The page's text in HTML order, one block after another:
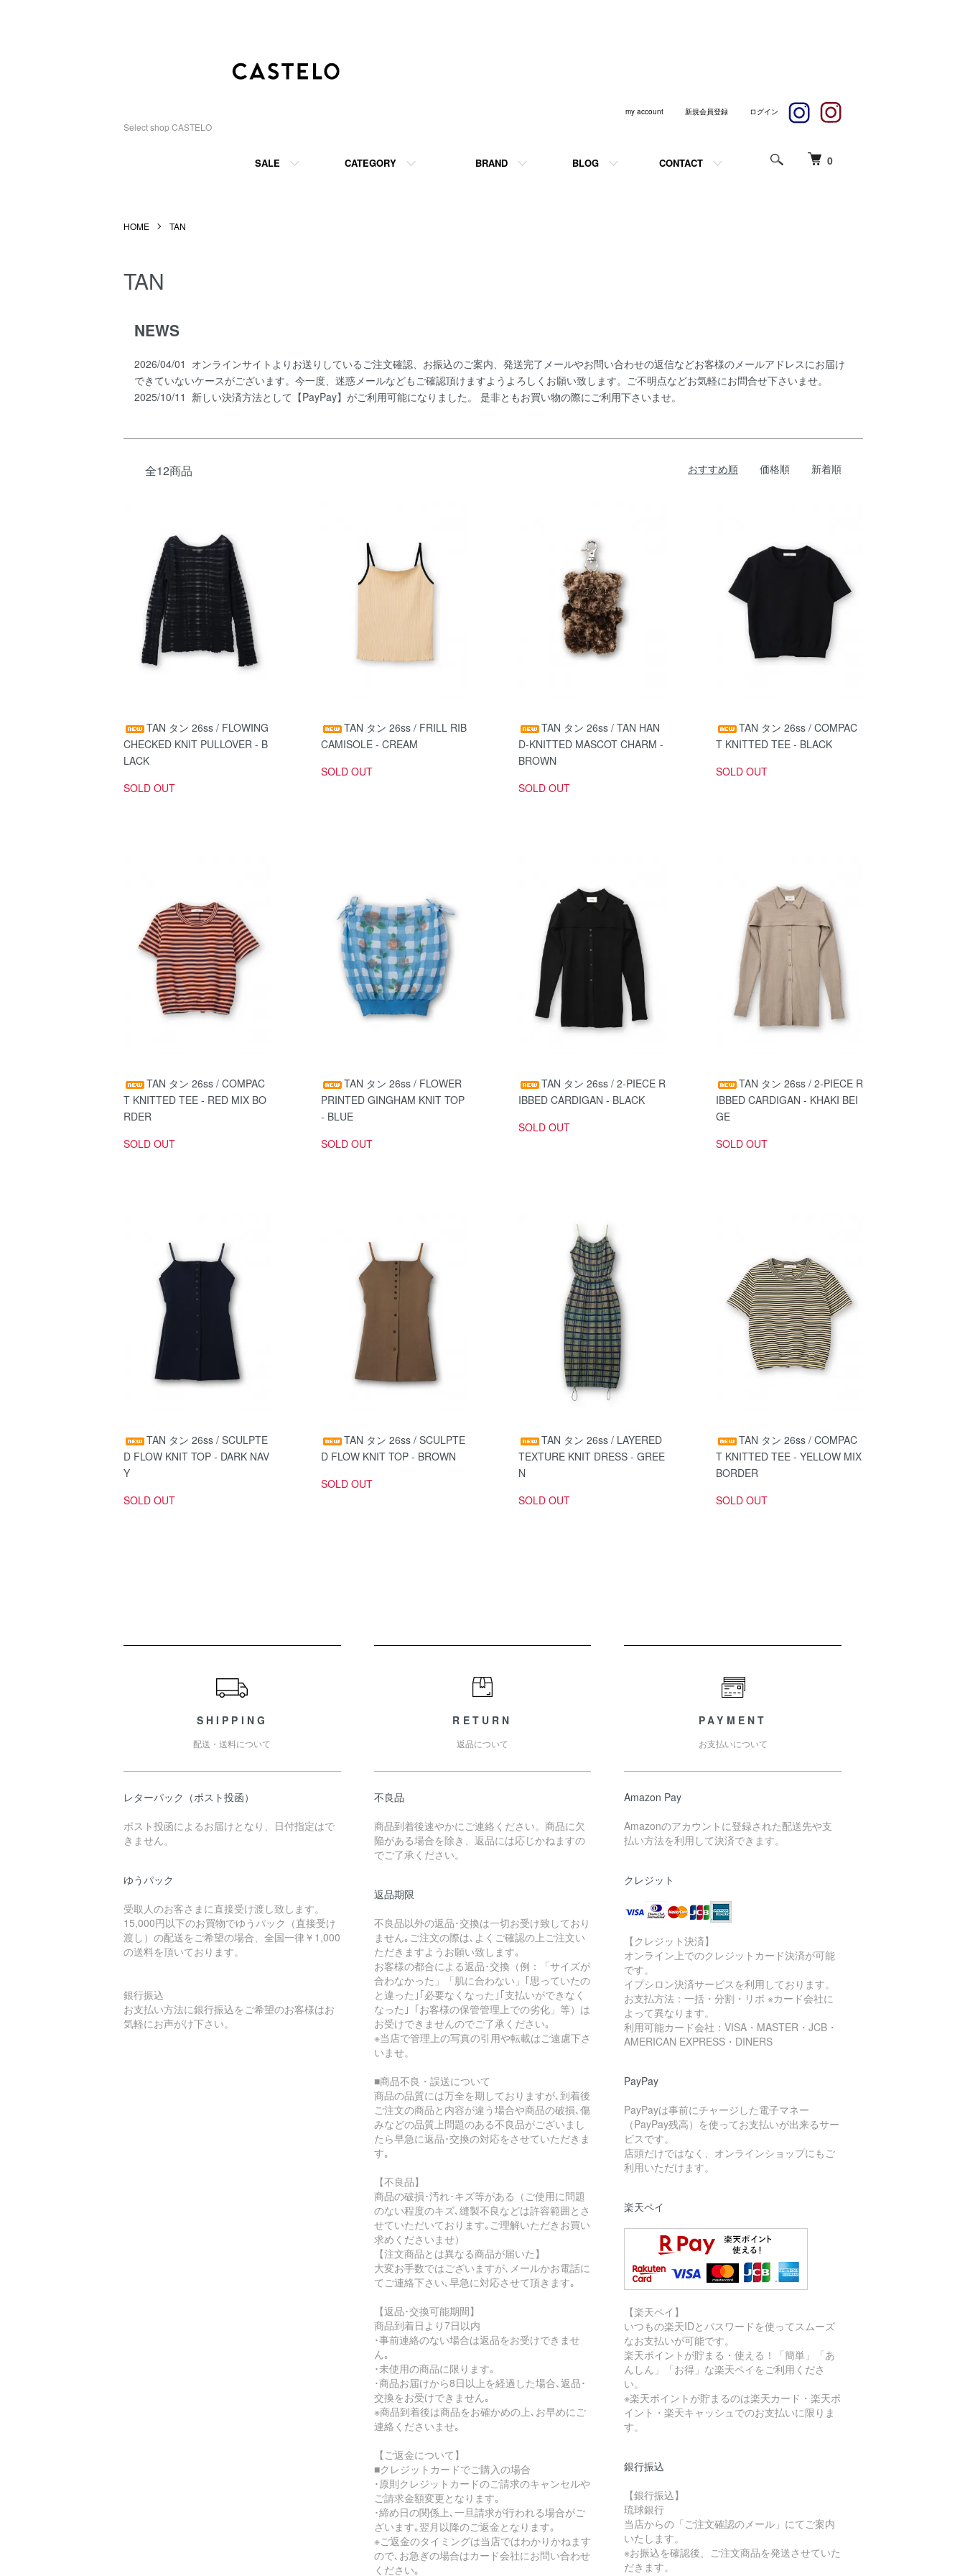
Select shop CASTELO
0
SALE CATEGORY BRAND BLOG CONTACT
my account 新規会員登録 ログイン
HOME TAN
TAN
NEWS
2026/04/01 オンラインサイトよりお送りしているご注文確認、お振込のご案内、発送完了メールやお問い合わせの返信などお客様のメールアドレスにお届け
できていないケースがございます。今一度、迷惑メールなどもご確認頂けますようよろしくお願い致します。ご不明点などお気軽にお問合せ下さいませ。
2025/10/11 新しい決済方法として【PayPay】がご利用可能になりました。 是非ともお買い物の際にご利用下さいませ。
全12商品 おすすめ順 価格順 新着順
TAN タン 26ss / FLOWING
CHECKED KNIT PULLOVER - B
LACK
SOLD OUT
TAN タン 26ss / FRILL RIB
CAMISOLE - CREAM
SOLD OUT
TAN タン 26ss / TAN HAN
D-KNITTED MASCOT CHARM -
BROWN
SOLD OUT
TAN タン 26ss / COMPAC
T KNITTED TEE - BLACK
SOLD OUT
TAN タン 26ss / COMPAC
T KNITTED TEE - RED MIX BO
RDER
SOLD OUT
TAN タン 26ss / FLOWER
PRINTED GINGHAM KNIT TOP
- BLUE
SOLD OUT
TAN タン 26ss / 2-PIECE R
IBBED CARDIGAN - BLACK
SOLD OUT
TAN タン 26ss / 2-PIECE R
IBBED CARDIGAN - KHAKI BEI
GE
SOLD OUT
TAN タン 26ss / SCULPTE
D FLOW KNIT TOP - DARK NAV
Y
SOLD OUT
TAN タン 26ss / SCULPTE
D FLOW KNIT TOP - BROWN
SOLD OUT
TAN タン 26ss / LAYERED
TEXTURE KNIT DRESS - GREE
N
SOLD OUT
TAN タン 26ss / COMPAC
T KNITTED TEE - YELLOW MIX
BORDER
SOLD OUT
SHIPPING
配送・送料について
レターパック（ポスト投函）
ポスト投函によるお届けとなり、日付指定はで
きません。
ゆうパック
受取人のお客さまに直接受け渡し致します。
15,000円以下のお買物でゆうパック（直接受け
渡し）の配送をご希望の場合、全国一律￥1,000
の送料を頂いております。
銀行振込
お支払い方法に銀行振込をご希望のお客様はお
気軽にお声がけ下さい。
RETURN
返品について
不良品
商品到着後速やかにご連絡ください。商品に欠
陥がある場合を除き、返品には応じかねますの
でご了承ください。
返品期限
不良品以外の返品･交換は一切お受け致しており
ません｡ご注文の際は､よくご確認の上ご注文い
ただきますようお願い致します｡
お客様の都合による返品･交換（例：「サイズが
合わなかった」「肌に合わない」｢思っていたの
と違った｣｢必要なくなった｣｢支払いができなく
なった｣「お客様の保管管理上での劣化」等）は
お受けできませんのでご了承ください｡
※当店で管理上の写真の引用や転載はご遠慮下さ
いませ。
■商品不良・誤送について
商品の品質には万全を期しておりますが､到着後
ご注文の商品と内容が違う場合や商品の破損､傷
みなどの品質上問題のある不良品がございまし
たら早急に返品･交換の対応をさせていただきま
す｡
【不良品】
商品の破損･汚れ･キズ等がある（ご使用に問題
のない程度のキズ､縫製不良などは許容範囲とさ
せていただいております｡ご理解いただきお買い
求めくださいませ）
【注文商品とは異なる商品が届いた】
大変お手数ではございますが､メールかお電話に
てご連絡下さい､早急に対応させて頂きます｡
【返品･交換可能期間】
商品到着日より7日以内
･事前連絡のない場合は返品をお受けできませ
ん｡
･未使用の商品に限ります｡
･商品お届けから8日以上を経過した場合､返品･
交換をお受けできません｡
※商品到着後は商品をお確かめの上､お早めにご
連絡くださいませ｡
【ご返金について】
■クレジットカードでご購入の場合
･原則クレジットカードのご請求のキャンセルや
ご請求金額変更となります｡
･締め日の関係上､一旦請求が行われる場合がご
ざいます｡翌月以降のご返金となります｡
※ご返金のタイミングは当店ではわかりかねます
ので､お急ぎの場合はカード会社にお問い合わせ
ください｡
PAYMENT
お支払いについて
Amazon Pay
Amazonのアカウントに登録された配送先や支
払い方法を利用して決済できます。
クレジット
【クレジット決済】
オンライン上でのクレジットカード決済が可能
です。
イプシロン決済サービスを利用しております。
お支払方法：一括・分割・リボ ※カード会社に
よって異なります。
利用可能カード会社：VISA・MASTER・JCB・
AMERICAN EXPRESS・DINERS
PayPay
PayPayは事前にチャージした電子マネー
（PayPay残高）を使ってお支払いが出来るサー
ビスです。
店頭だけではなく、オンラインショップにもご
利用いただけます。
楽天ペイ
【楽天ペイ】
いつもの楽天IDとパスワードを使ってスムーズ
なお支払いが可能です。
楽天ポイントが貯まる・使える！「簡単」「あ
んしん」「お得」な楽天ペイをご利用くださ
い。
※楽天ポイントが貯まるのは楽天カード・楽天ポ
イント・楽天キャッシュでのお支払いに限りま
す。
銀行振込
【銀行振込】
琉球銀行
当店からの「ご注文確認のメール」にてご案内
いたします。
※お振込を確認後、ご注文商品を発送させていた
だきます。